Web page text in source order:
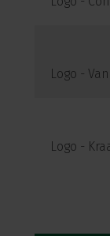
Logo -
Logo -